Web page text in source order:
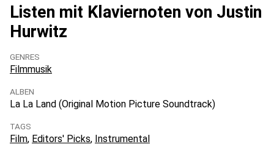
Listen mit Klaviernoten von Justin
Hurwitz
GENRES
Filmmusik
ALBEN
La La Land (Original Motion Picture Soundtrack)
TAGS
Film Editors' Picks Instrumental